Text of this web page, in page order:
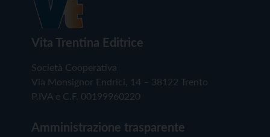
Vita Trentina Editrice
Società Cooperativa
Via Monsignor Endrici, 14 – 38122 Trento
P.IVA e C.F. 00199960220
Amministrazione trasparente